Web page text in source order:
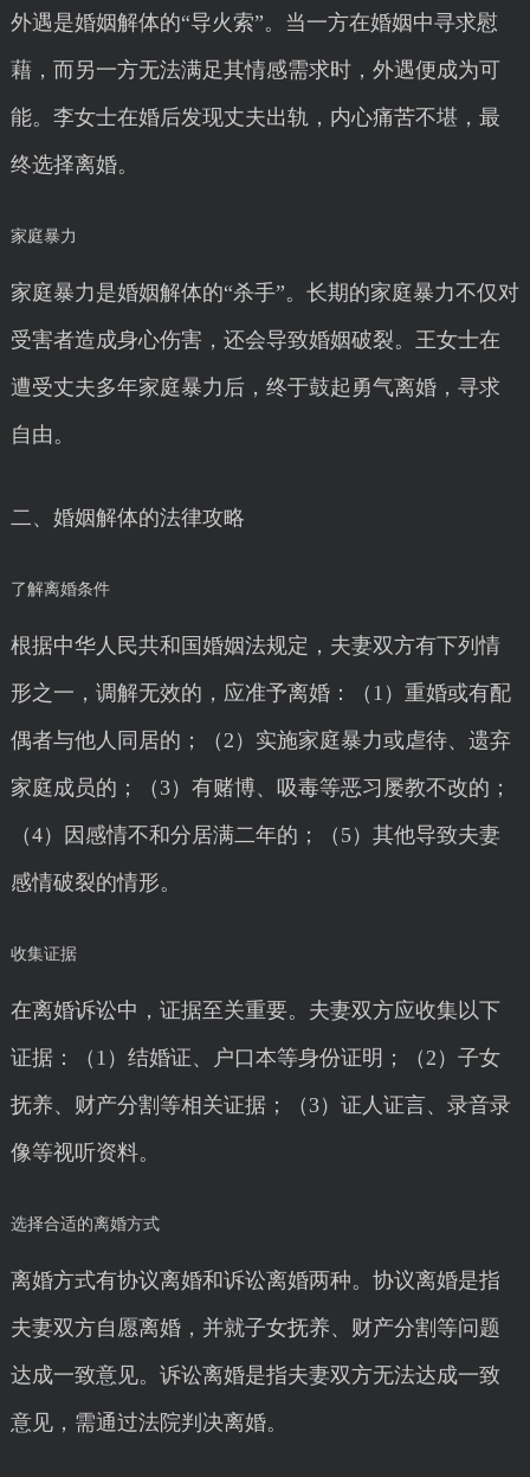
外遇是婚姻解体的“导火索”。当一方在婚姻中寻求慰
藉，而另一方无法满足其情感需求时，外遇便成为可
能。李女士在婚后发现丈夫出轨，内心痛苦不堪，最
终选择离婚。
家庭暴力
家庭暴力是婚姻解体的“杀手”。长期的家庭暴力不仅对
受害者造成身心伤害，还会导致婚姻破裂。王女士在
遭受丈夫多年家庭暴力后，终于鼓起勇气离婚，寻求
自由。
二、婚姻解体的法律攻略
了解离婚条件
根据中华人民共和国婚姻法规定，夫妻双方有下列情
形之一，调解无效的，应准予离婚：（1）重婚或有配
偶者与他人同居的；（2）实施家庭暴力或虐待、遗弃
家庭成员的；（3）有赌博、吸毒等恶习屡教不改的；
（4）因感情不和分居满二年的；（5）其他导致夫妻
感情破裂的情形。
收集证据
在离婚诉讼中，证据至关重要。夫妻双方应收集以下
证据：（1）结婚证、户口本等身份证明；（2）子女
抚养、财产分割等相关证据；（3）证人证言、录音录
像等视听资料。
选择合适的离婚方式
离婚方式有协议离婚和诉讼离婚两种。协议离婚是指
夫妻双方自愿离婚，并就子女抚养、财产分割等问题
达成一致意见。诉讼离婚是指夫妻双方无法达成一致
意见，需通过法院判决离婚。